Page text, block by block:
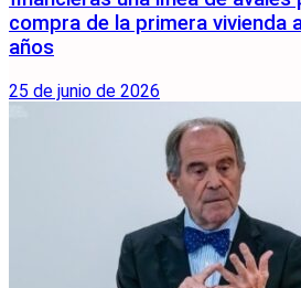
compra de la primera vivienda
años
25 de junio de 2026